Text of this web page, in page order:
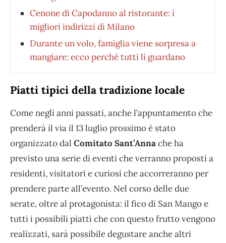
Cenone di Capodanno al ristorante: i
migliori indirizzi di Milano
Durante un volo, famiglia viene sorpresa a
mangiare: ecco perché tutti li guardano
Piatti tipici della tradizione locale
Come negli anni passati, anche l’appuntamento che
prenderà il via il 13 luglio prossimo è stato
organizzato dal Comitato Sant’Annache ha
previsto una serie di eventi che verranno proposti a
residenti, visitatori e curiosi che accorreranno per
prendere parte all’evento. Nel corso delle due
serate, oltre al protagonista: il fico di San Mango e
tutti i possibili piatti che con questo frutto vengono
realizzati, sarà possibile degustare anche altri